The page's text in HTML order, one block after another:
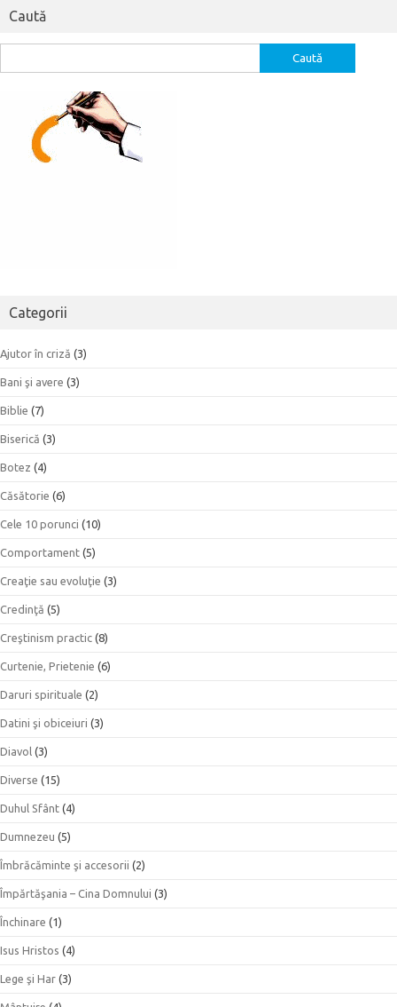
Caută
după:
Categorii
Ajutor în criză (3)
Bani şi avere (3)
Biblie (7)
Biserică (3)
Botez (4)
Căsătorie (6)
Cele 10 porunci (10)
Comportament (5)
Creaţie sau evoluţie (3)
Credinţă (5)
Creştinism practic (8)
Curtenie, Prietenie (6)
Daruri spirituale (2)
Datini şi obiceiuri (3)
Diavol (3)
Diverse (15)
Duhul Sfânt (4)
Dumnezeu (5)
Îmbrăcăminte şi accesorii (2)
Împărtăşania – Cina Domnului (3)
Închinare (1)
Isus Hristos (4)
Lege şi Har (3)